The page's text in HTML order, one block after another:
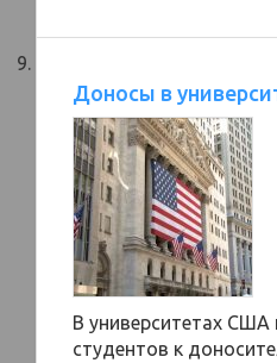
Доносы в
В университетах
студентов к